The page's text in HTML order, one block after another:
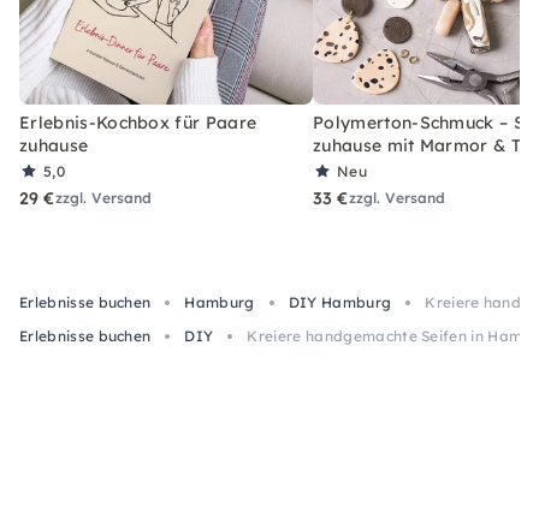
Erlebnis-Kochbox für Paare
zuhause
5,0
29 €zzgl. Versand
Polymerton-Schmuck –
zuhause mit Marmor &
Neu
33 €zzgl. Versand
Erlebnisse buchen Hamburg DIY Hamburg
Kreiere
Erlebnisse buchen
DIY Kreiere handgemachte Seifen in